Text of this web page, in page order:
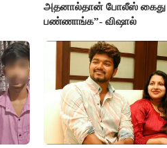
அதனால்தான் போலீஸ் கைது
பண்ணாங்க”- விஷால்